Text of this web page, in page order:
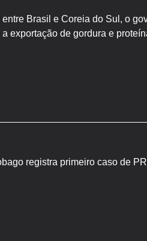
Brasil e Coreia do Sul, o
exportação de gordura e